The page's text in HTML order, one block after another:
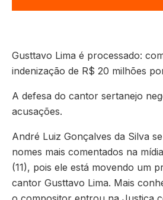
Gusttavo Lima é processado:
indenização de R$ 20 milhões
A defesa do cantor sertanejo
acusações.
André Luiz Gonçalves da Silva
nomes mais comentados na
(11), pois ele está movendo um
cantor Gusttavo Lima. Mais